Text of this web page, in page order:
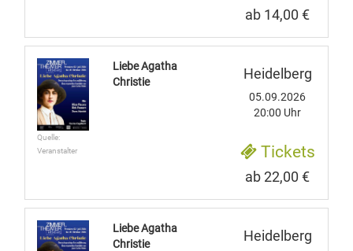
ab 14,00 €
Quelle:
Veranstalter
Liebe Agatha
Christie
Heidelberg
05.09.2026
20:00 Uhr
Tickets
ab 22,00 €
Liebe Agatha
Christie
Heidelberg